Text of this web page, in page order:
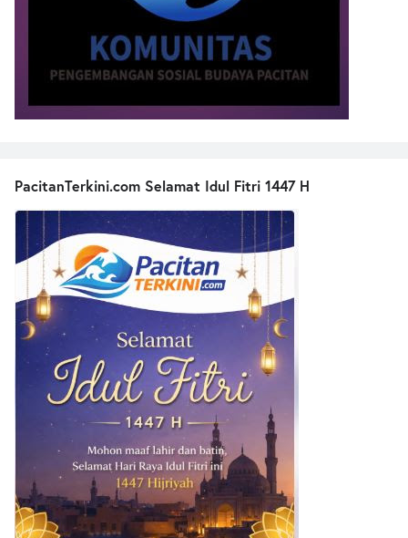
PacitanTerkini.com Selamat Idul Fitri 1447 H